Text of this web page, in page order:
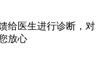
给医生进行诊断，对
放心